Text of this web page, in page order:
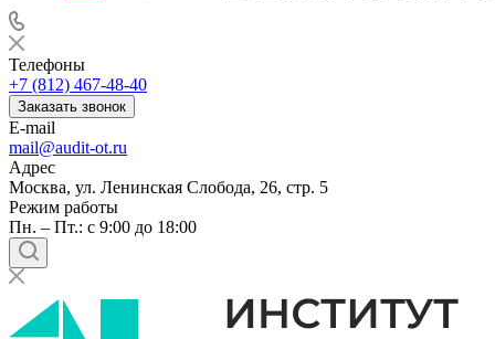
Телефоны
+7 (812) 467-48-40
Заказать звонок
E-mail
mail@audit-ot.ru
Адрес
Москва, ул. Ленинская Слобода, 26, стр. 5
Режим работы
Пн. – Пт.: с 9:00 до 18:00